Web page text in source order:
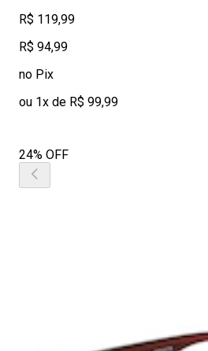
R$ 119,99
R$ 94,99
no Pix
ou 1x de R$ 99,99
24% OFF